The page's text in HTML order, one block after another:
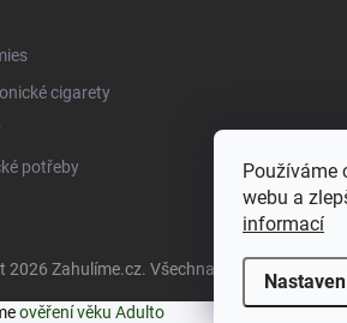
Používáme
webu a
informací
cigarety
potřeby
2026 Zahulíme.cz. Všechna práva vyhrazena.
ověření věku Adulto